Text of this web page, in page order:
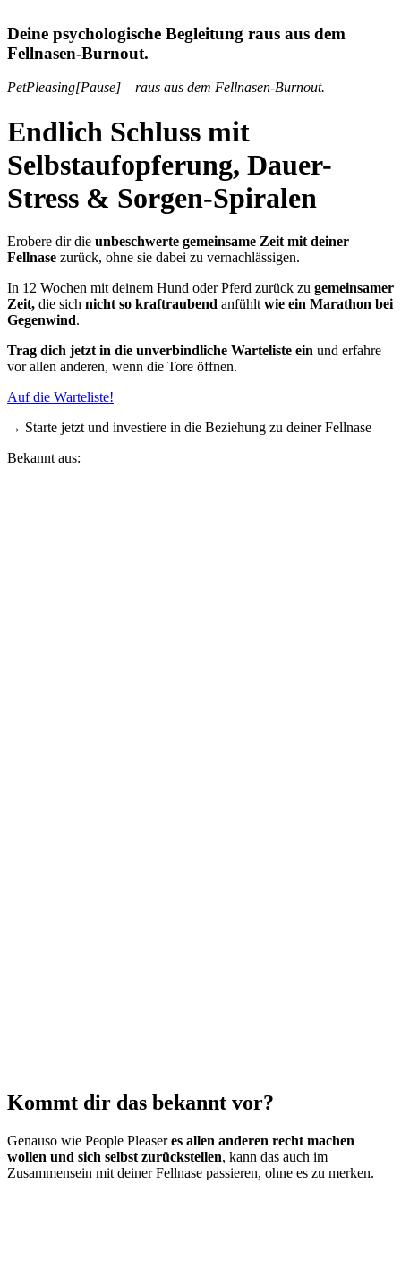
Deine psychologische Begleitung raus aus dem
Fellnasen-Burnout.
PetPleasing[Pause] – raus aus dem Fellnasen-Burnout.
Endlich Schluss mit
Selbstaufopferung, Dauer-
Stress & Sorgen-Spiralen
Erobere dir die unbeschwerte gemeinsame Zeit mit deiner
Fellnase zurück, ohne sie dabei zu vernachlässigen.
In 12 Wochen mit deinem Hund oder Pferd zurück zu gemeinsamer
Zeit, die sich nicht so kraftraubend anfühlt wie ein Marathon bei
Gegenwind.
Trag dich jetzt in die unverbindliche Warteliste ein und erfahre
vor allen anderen, wenn die Tore öffnen.
Auf die Warteliste!
→ Starte jetzt und investiere in die Beziehung zu deiner Fellnase
Bekannt aus:
Kommt dir das bekannt vor?
Genauso wie People Pleaseres allen anderen recht machen
wollen und sich selbst zurückstellen, kann das auch im
Zusammensein mit deiner Fellnase passieren, ohne es zu merken.